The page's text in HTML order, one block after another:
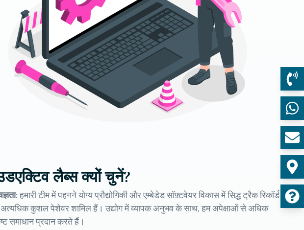
लैब्स क्यों चुनें?
हमारी टीम में पहनने योग्य प्रौद्योगिकी और एम्बेडेड सॉफ़्टवेयर विकास में सिद्ध ट्रैक रिकॉर्ड
कुशल पेशेवर शामिल हैं। उद्योग में व्यापक अनुभव के साथ, हम अपेक्षाओं से अधिक
समाधान प्रदान करते हैं।